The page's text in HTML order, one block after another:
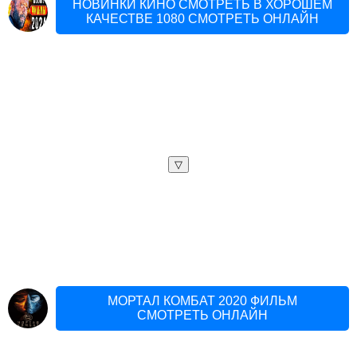
НОВИНКИ КИНО СМОТРЕТЬ В ХОРОШЕМ
КАЧЕСТВЕ 1080 СМОТРЕТЬ ОНЛАЙН
▽
МОРТАЛ КОМБАТ 2020 ФИЛЬМ
СМОТРЕТЬ ОНЛАЙН